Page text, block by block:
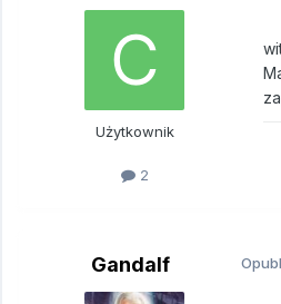
Użytkownik
2
Gandalf